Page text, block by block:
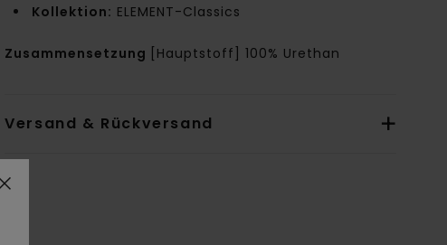
Kollektion: ELEMENT-Classics
Zusammensetzung [Hauptstoff] 100% Urethan
Versand & Rückversand